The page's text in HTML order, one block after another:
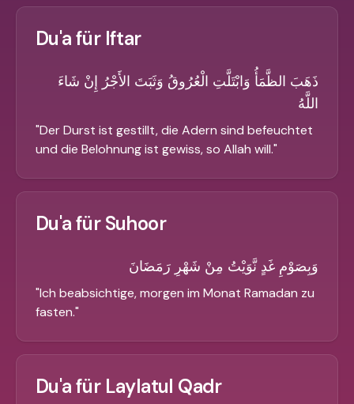
Du'a für Iftar
ذَهَبَ الظَّمَأُ وَابْتَلَّتِ الْعُرُوقُ وَثَبَتَ الأَجْرُ إِنْ شَاءَ
اللَّهُ
"Der Durst ist gestillt, die Adern sind befeuchtet
und die Belohnung ist gewiss, so Allah will."
Du'a für Suhoor
وَبِصَوْمِ غَدٍ نَّوَيْتُ مِنْ شَهْرِ رَمَضَانَ
"Ich beabsichtige, morgen im Monat Ramadan zu
fasten."
Du'a für Laylatul Qadr